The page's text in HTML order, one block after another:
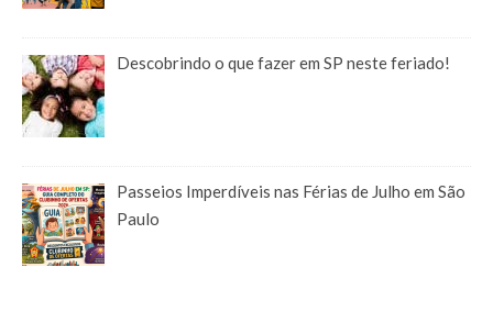
Descobrindo o que fazer em SP neste feriado!
Passeios Imperdíveis nas Férias de Julho em São
Paulo